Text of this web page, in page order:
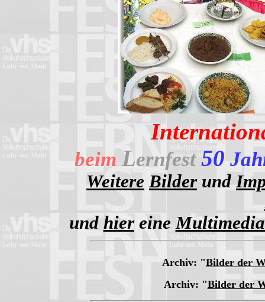
beim Lernfest50
Weitere Bilderund
und hiereine
Archiv: "Bilder der
Archiv: "Bilder der